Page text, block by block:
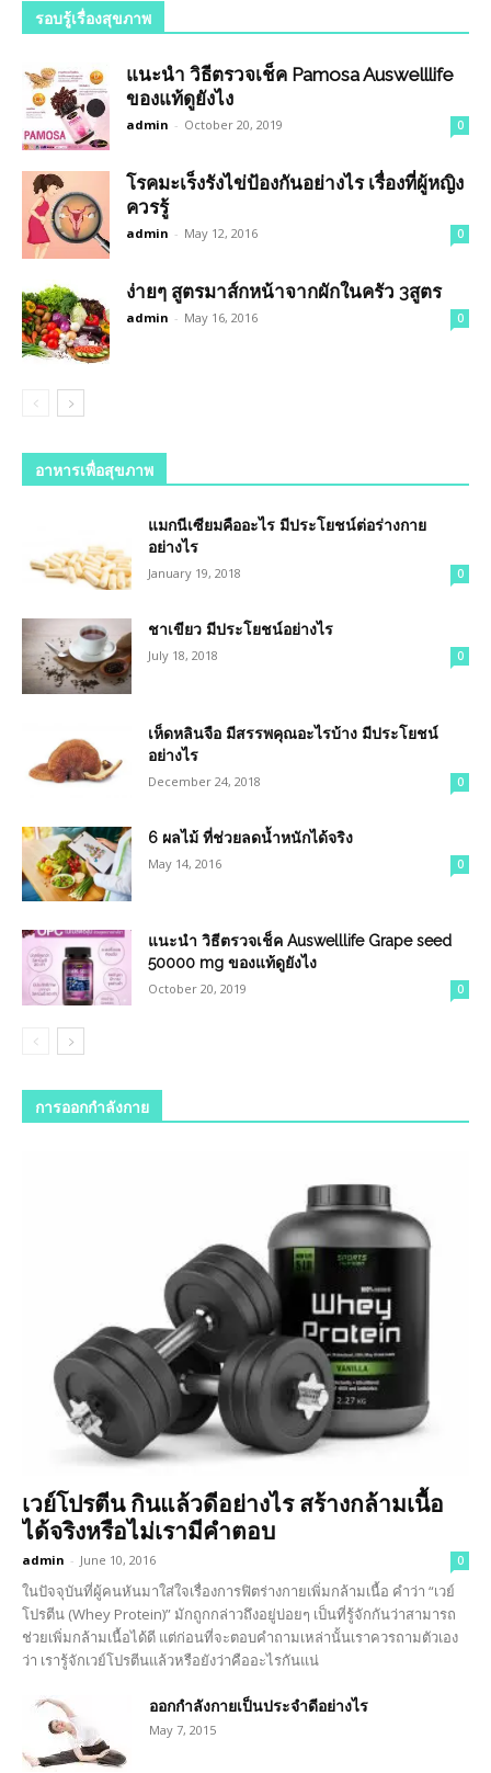
รอบรู้เรื่องสุขภาพ
แนะนำ วิธีตรวจเช็ค Pamosa Auswelllife
ของแท้ดูยังไง
admin - October 20, 2019 0
โรคมะเร็งรังไข่ป้องกันอย่างไร เรื่องที่ผู้หญิง
ควรรู้
admin - May 12, 2016 0
ง่ายๆ สูตรมาส์กหน้าจากผักในครัว 3สูตร
admin - May 16, 2016 0
อาหารเพื่อสุขภาพ
แมกนีเซียมคืออะไร มีประโยชน์ต่อร่างกาย
อย่างไร
January 19, 2018 0
ชาเขียว มีประโยชน์อย่างไร
July 18, 2018 0
เห็ดหลินจือ มีสรรพคุณอะไรบ้าง มีประโยชน์
อย่างไร
December 24, 2018 0
6 ผลไม้ ที่ช่วยลดน้ำหนักได้จริง
May 14, 2016 0
แนะนำ วิธีตรวจเช็ค Auswelllife Grape seed
50000 mg ของแท้ดูยังไง
October 20, 2019 0
การออกกำลังกาย
เวย์โปรตีน กินแล้วดีอย่างไร สร้างกล้ามเนื้อ
ได้จริงหรือไม่เรามีคำตอบ
admin - June 10, 2016 0
ในปัจจุบันที่ผู้คนหันมาใส่ใจเรื่องการฟิตร่างกายเพิ่มกล้ามเนื้อ คำว่า “เวย์
โปรตีน (Whey Protein)” มักถูกกล่าวถึงอยู่บ่อยๆ เป็นที่รู้จักกันว่าสามารถ
ช่วยเพิ่มกล้ามเนื้อได้ดี แต่ก่อนที่จะตอบคำถามเหล่านั้นเราควรถามตัวเอง
ว่า เรารู้จักเวย์โปรตีนแล้วหรือยังว่าคืออะไรกันแน่
ออกกำลังกายเป็นประจำดีอย่างไร
May 7, 2015